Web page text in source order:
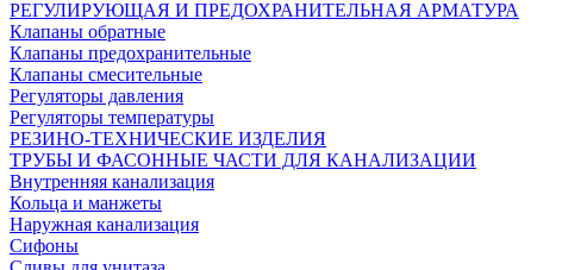
РЕГУЛИРУЮЩАЯ И ПРЕДОХРАНИТЕЛЬНАЯ АРМАТУРА
Клапаны обратные
Клапаны предохранительные
Клапаны смесительные
Регуляторы давления
Регуляторы температуры
РЕЗИНО-ТЕХНИЧЕСКИЕ ИЗДЕЛИЯ
ТРУБЫ И ФАСОННЫЕ ЧАСТИ ДЛЯ КАНАЛИЗАЦИИ
Внутренняя канализация
Кольца и манжеты
Наружная канализация
Сифоны